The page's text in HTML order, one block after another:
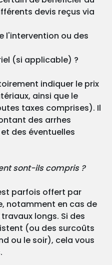
devis reçus via
l'intervention ou des
(si applicable) ?
indiquer le prix
ainsi que le
taxes comprises). Il
des arrhes
des éventuelles
sont-ils compris ?
parfois offert par
notamment en cas de
longs. Si des
(ou des surcoûts
ou le soir), cela vous